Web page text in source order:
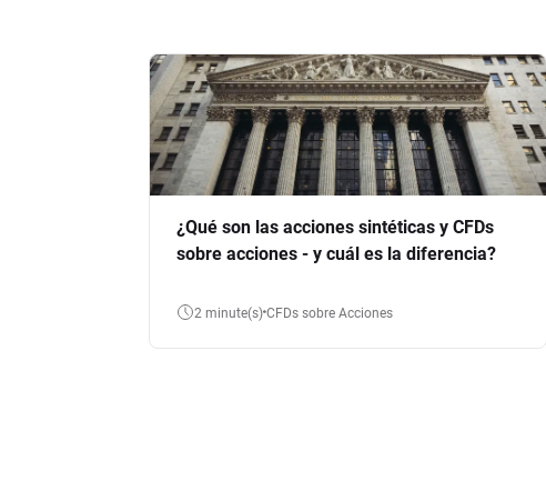
¿Qué son las acciones sintéticas y CFDs
sobre acciones - y cuál es la diferencia?
2 minute(s) CFDs sobre Acciones